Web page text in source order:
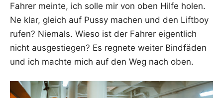
Fah­rer mein­te, ich sol­le mir von oben Hil­fe holen.
Ne klar, gleich auf Pus­sy machen und den Lift­boy
rufen? Nie­mals. Wie­so ist der Fah­rer eigent­lich
nicht aus­ge­stie­gen? Es reg­ne­te wei­ter Bind­fä­den
und ich mach­te mich auf den Weg nach oben.